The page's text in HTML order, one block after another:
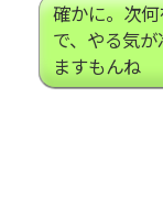
確かに。次
で、やる気が
ますもんね